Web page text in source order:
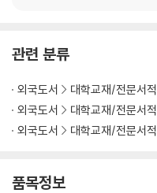
관련 분류
외국도서 대학교재/전문서적
외국도서
대학교재/전문서적
외국도서
대학교재/전문서적
품목정보